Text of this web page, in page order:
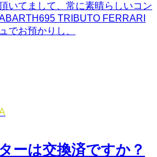
いてまして、常に素晴らしいコン
TRIBUTO FERRARI
でお預かりし、
ーは交換済ですか？